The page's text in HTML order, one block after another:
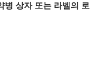
병 상자 또는 라벨의 로